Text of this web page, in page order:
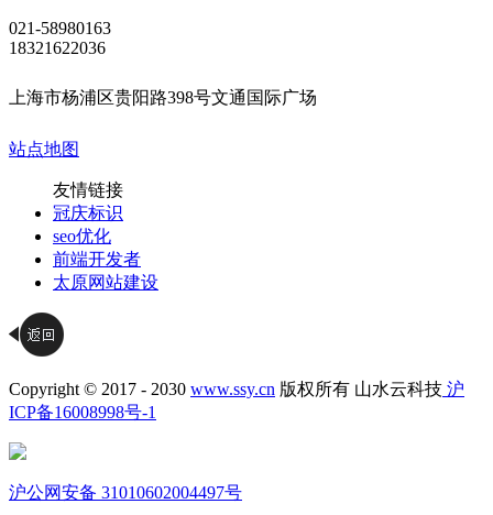
021-58980163
18321622036
上海市杨浦区贵阳路398号文通国际广场
站点地图
友情链接
冠庆标识
seo优化
前端开发者
太原网站建设
Copyright © 2017 - 2030 www.ssy.cn 版权所有 山水云科技 沪
ICP备16008998号-1
沪公网安备 31010602004497号